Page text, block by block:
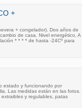
+
+ congelador). Dos años de
de casa. Nivel energético, A
* * * * de hasta -24Cº para
estado y funcionando por
Las medidas están en las fotos.
y regulables, patas